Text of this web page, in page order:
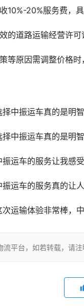
10%-20%服务费，具
的道路运输经营许可
等原因需调整价格时
择中振运车真的是明
择中振运车真的是明
振运车的服务让我感
振运车的服务真的让
次运输体验非常棒，
流平台，如若转载，